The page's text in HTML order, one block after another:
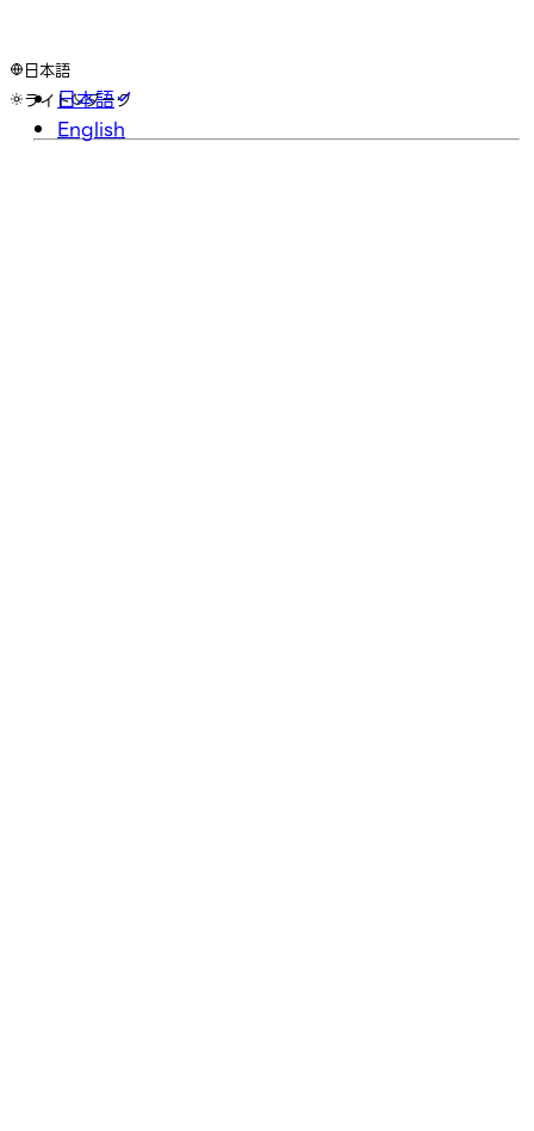
日本語
日本語
English
ライト ダーク